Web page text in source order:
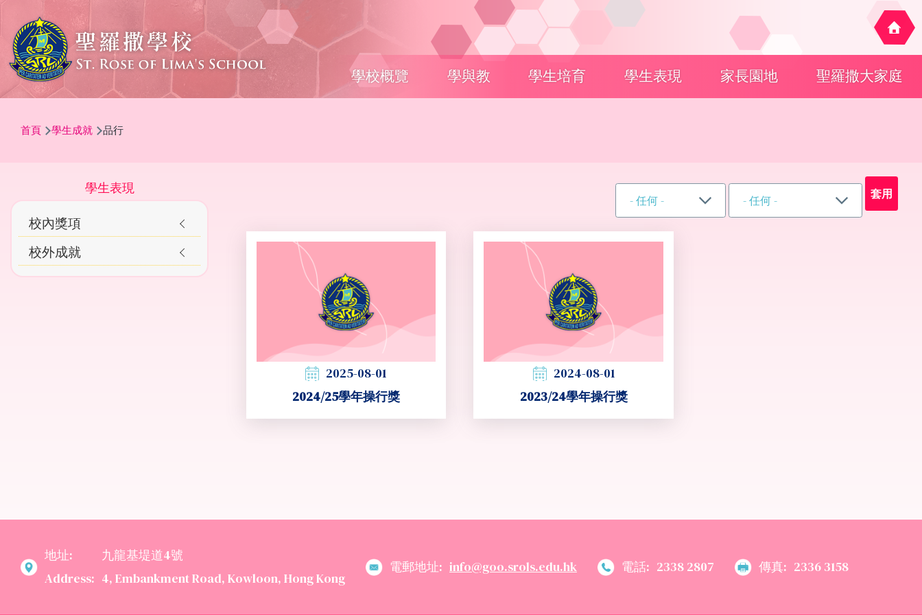
移至主內容
Main
navigation
學校概覽 學與教 學生培育 學生表現 家長園地 聖羅撒大家庭
航
首頁 學生成就 品行
2025-08-01
2024/25學年操行獎
2024-08-01
2023/24學年操行獎
navigation
Awards
學生表現
校內獎項
校外成就
地址:
Address:
九龍基堤道4號
4, Embankment Road, Kowloon, Hong Kong
電郵地址: info@goo.srols.edu.hk 電話: 2338 2807 傳真: 2336 3158